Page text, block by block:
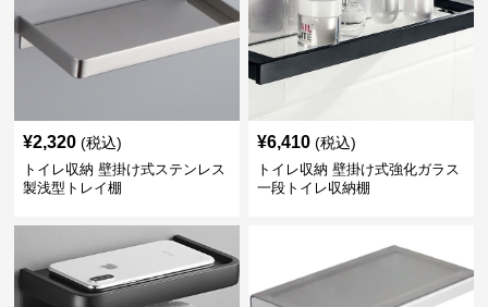
¥2,320 (税込)
トイレ収納 壁掛け式ステンレス
製浅型トレイ棚
¥6,410 (税込)
トイレ収納 壁掛け式強化ガラス
一段トイレ収納棚